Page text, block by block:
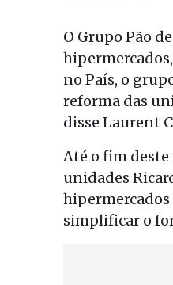
O Grupo Pão
no País, o
reforma das
disse Laurent
Até o fim deste
unidades
hipermercados
simplificar o